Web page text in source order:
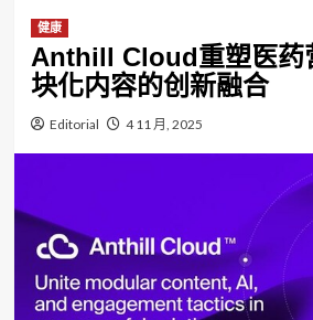
健康
Anthill Cloud重塑医药
块化内容的创新融合
Editorial 4 11 月, 2025